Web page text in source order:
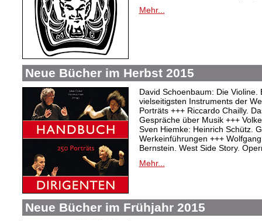
Mehr...
Neue Bücher im Herbst 2015
David Schoenbaum: Die Violine.
vielseitigsten Instruments der
Porträts +++ Riccardo Chailly.
Gespräche über Musik +++
Sven Hiemke: Heinrich Schütz.
Werkeinführungen +++
Bernstein. West Side Story.
Mehr...
Neue Bücher im Frühjahr 2015